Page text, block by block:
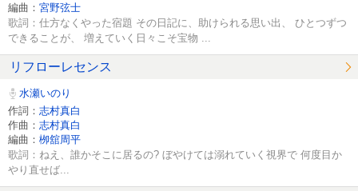
編曲： 宮野弦士
歌詞：仕方なくやった宿題 その日記に、助けられる思い出、 ひとつずつ
できることが、 増えていく日々こそ宝物 ...
リフローレセンス
水瀬いのり
作詞： 志村真白
作曲： 志村真白
編曲： 栁舘周平
歌詞：ねえ、誰かそこに居るの? ぼやけては溺れていく視界で 何度目か
やり直せば...